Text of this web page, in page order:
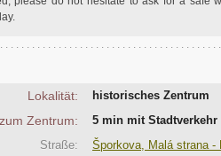
Lokalität: historisches Zentrum
Zentrum: 5 min mit Stadtverkehr
Straße:
Šporkova, Malá strana -